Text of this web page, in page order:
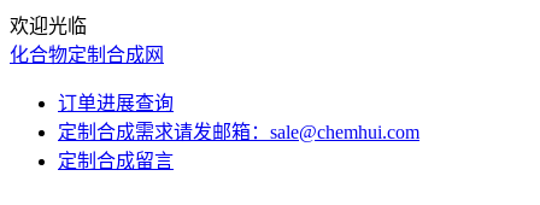
欢迎光临
化合物定制合成网
订单进展查询
定制合成需求请发邮箱：sale@chemhui.com
定制合成留言